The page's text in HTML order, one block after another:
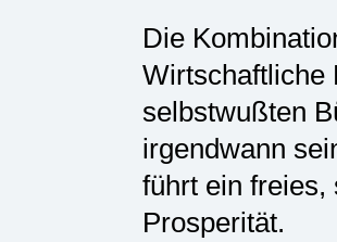
Die
Wirtschaftliche
selbstwußten
irgendwann
führt ein
Prosperität.